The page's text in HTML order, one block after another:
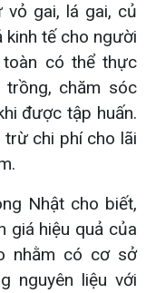
vỏ gai, lá gai, củ
kinh tế cho người
có thể thực
chăm sóc
được tập huấn.
trừ chi phí cho lãi
Nhật cho biết,
giá hiệu quả của
nhằm có cơ sở
nguyên liệu với